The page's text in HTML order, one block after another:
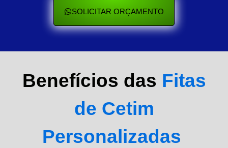
SOLICITAR ORÇAMENTO
Benefícios das Fitas
de Cetim
Personalizadas